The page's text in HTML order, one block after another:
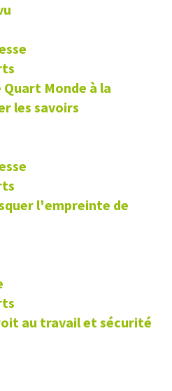
Quart Monde à la
les savoirs
l'empreinte de
au travail et sécurité